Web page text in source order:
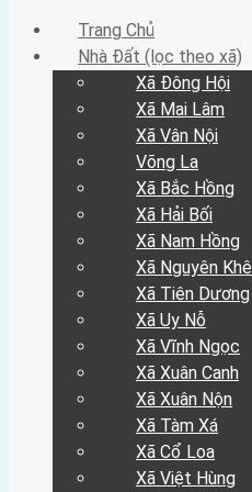
Trang Chủ
Trang Chủ
Nhà Đất (lọc theo xã)
Xã Đông Hội
Xã Mai Lâm
Xã Vân Nội
Võng La
Xã Bắc Hồng
Xã Hải Bối
Xã Nam Hồng
Xã Nguyên Khê
Xã Tiên Dương
Xã Uy Nỗ
Xã Vĩnh Ngọc
Xã Xuân Canh
Xã Xuân Nộn
Xã Tàm Xá
Xã Cổ Loa
Xã Việt Hùng